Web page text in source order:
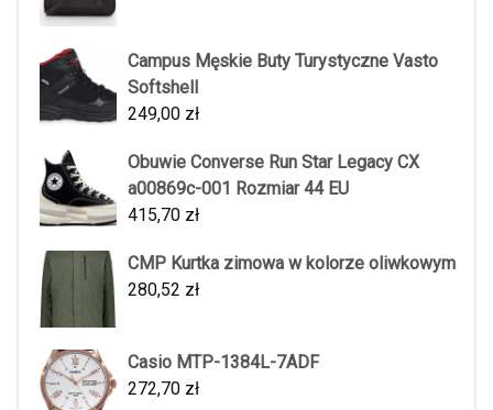
Campus Męskie Buty Turystyczne Vasto
Softshell
249,00 zł
Obuwie Converse Run Star Legacy CX
a00869c-001 Rozmiar 44 EU
415,70 zł
CMP Kurtka zimowa w kolorze oliwkowym
280,52 zł
Casio MTP-1384L-7ADF
272,70 zł